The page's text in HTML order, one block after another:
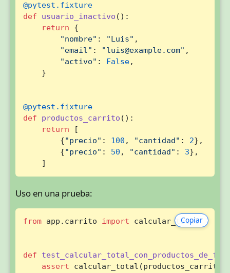
@pytest.fixture
def
usuario_inactivo ():
return {
"nombre" : "Luis" ,
"email" : "luis@example.com" ,
"activo" : False,
    }
@pytest.fixture
def
productos_carrito ():
return [
        {
"precio" : 100 , "cantidad" : 2},
        {
"precio" : 50 , "cantidad" : 3},
    ]
Uso en una prueba:
Copiar
from app.carrito import calcular_total
def
assert